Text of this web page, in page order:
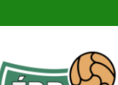
Történelmet írt az I. Érdi